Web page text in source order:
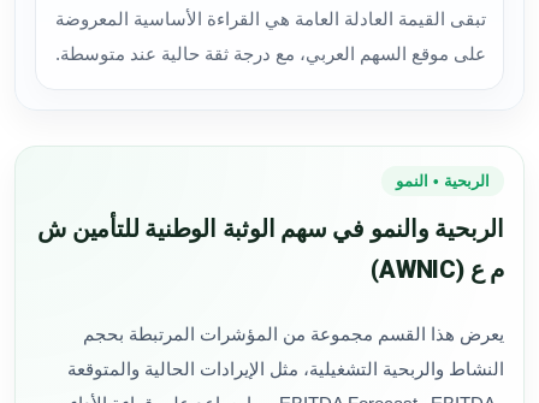
تبقى القيمة العادلة العامة هي القراءة الأساسية المعروضة
على موقع السهم العربي، مع درجة ثقة حالية عند متوسطة.
الربحية • النمو
الربحية والنمو في سهم الوثبة الوطنية للتأمين ش
م ع (AWNIC)
يعرض هذا القسم مجموعة من المؤشرات المرتبطة بحجم
النشاط والربحية التشغيلية، مثل الإيرادات الحالية والمتوقعة